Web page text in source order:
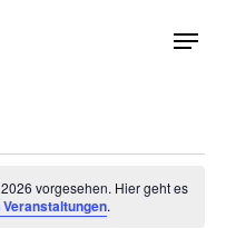
Menu
vorgesehen. Hier geht es
.